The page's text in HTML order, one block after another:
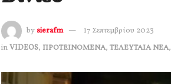
by sierafm
17 Σεπτεμβρίου 2023
inVIDEOS, ΠΡΟΤΕΙΝΟΜΕΝΑ, ΤΕΛΕΥΤΑΙΑ ΝΕΑ,